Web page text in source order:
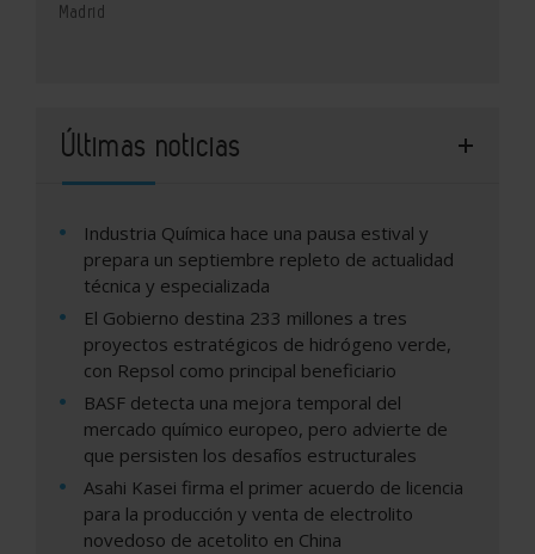
Madrid
Últimas noticias
Industria Química hace una pausa estival y
prepara un septiembre repleto de actualidad
técnica y especializada
El Gobierno destina 233 millones a tres
proyectos estratégicos de hidrógeno verde,
con Repsol como principal beneficiario
BASF detecta una mejora temporal del
mercado químico europeo, pero advierte de
que persisten los desafíos estructurales
Asahi Kasei firma el primer acuerdo de licencia
para la producción y venta de electrolito
novedoso de acetolito en China